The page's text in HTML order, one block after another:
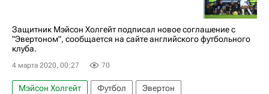
Защитник Мэйсон Холгейт подписал новое соглашение с
"Эвертоном", сообщается на сайте английского футбольного
клуба.
4 марта 2020, 00:27 70
Мэйсон Холгейт Футбол Эвертон